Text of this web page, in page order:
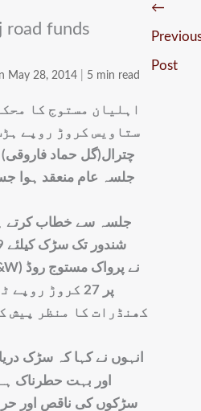
road funds
May 28, 2014| 5 min read
اہلیان مستوج کا
ستاویس کروڑ روپے
چترال(گل حماد
جلسہ عام منعقد ہوا
پر 27 کروڑ
کھنڈرات کا منظر پیش
انہوں نے کہا کہ سڑک
اور بہت حطرناک
سڑکوں کی ناقص اور
←
Post